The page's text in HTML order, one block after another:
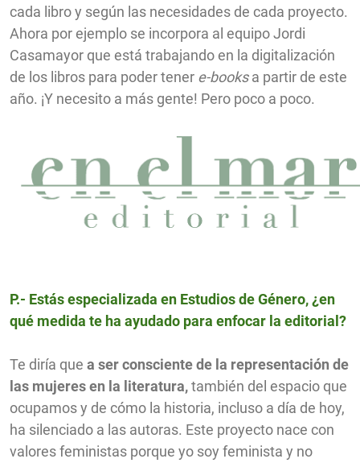
cada libro y según las necesidades de cada proyecto.
Ahora por ejemplo se incorpora al equipo Jordi
Casamayor que está trabajando en la digitalización
de los libros para poder tener e-booksa partir de este
año. ¡Y necesito a más gente! Pero poco a poco.
P.- Estás especializada en Estudios de Género, ¿en
qué medida te ha ayudado para enfocar la editorial?
Te diría que a ser consciente de la representación de
las mujeres en la literatura,también del espacio que
ocupamos y de cómo la historia, incluso a día de hoy,
ha silenciado a las autoras. Este proyecto nace con
valores feministas porque yo soy feminista y no